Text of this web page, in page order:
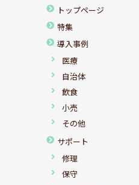
トップページ
特集
導入事例
医療
自治体
飲食
小売
その他
サポート
修理
保守